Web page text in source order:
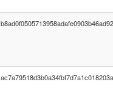
b8ad0f0505713958adafe0903b46ad92
ac7a79518d3b0a34fbf7d7a1c018203a